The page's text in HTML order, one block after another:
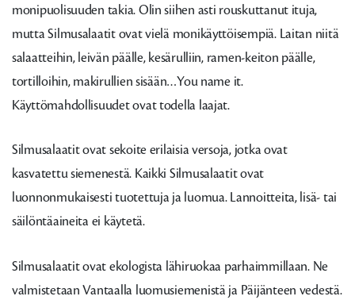
monipuolisuuden takia. Olin siihen asti rouskuttanut ituja,
mutta Silmusalaatit ovat vielä monikäyttöisempiä. Laitan niitä
salaatteihin, leivän päälle, kesärulliin, ramen-keiton päälle,
tortilloihin, makirullien sisään…You name it.
Käyttömahdollisuudet ovat todella laajat.
Silmusalaatit ovat sekoite erilaisia versoja, jotka ovat
kasvatettu siemenestä. Kaikki Silmusalaatit ovat
luonnonmukaisesti tuotettuja ja luomua. Lannoitteita, lisä- tai
säilöntäaineita ei käytetä.
Silmusalaatit ovat ekologista lähiruokaa parhaimmillaan. Ne
valmistetaan Vantaalla luomusiemenistä ja Päijänteen vedestä.